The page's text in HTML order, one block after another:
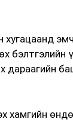
бэлтгэлийн
дараагийн
хамгийн